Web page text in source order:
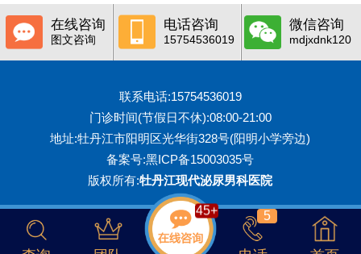
在线咨询
图文咨询
电话咨询
15754536019
微信咨询
mdjxdnk120
联系电话:15754536019
门诊时间(节假日不休):08:00-21:00
地址:牡丹江市阳明区光华街328号(阳明小学旁边)
备案号:黑ICP备15003035号
版权所有:牡丹江现代泌尿男科医院
45+ 5